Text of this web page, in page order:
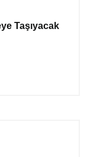
Taşıyacak